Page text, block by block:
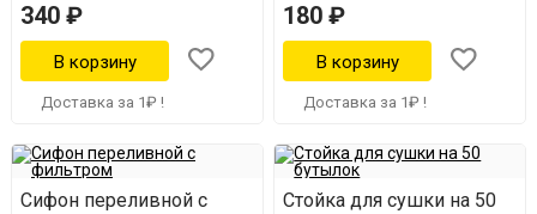
340 ₽
Доставка за 1₽ !
180 ₽
Доставка за 1₽ !
Сифон переливной с
Стойка для сушки на 50